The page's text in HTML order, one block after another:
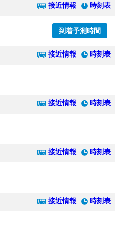
接近情報 時刻表
到着予測時間
接近情報 時刻表
接近情報 時刻表
接近情報 時刻表
接近情報 時刻表